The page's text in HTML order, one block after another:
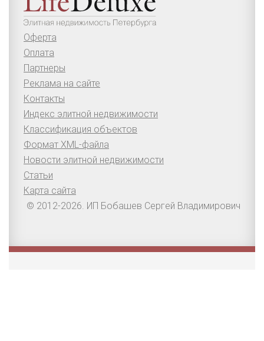
Оферта
Оплата
Партнеры
Реклама на сайте
Контакты
Индекс элитной недвижимости
Классификация объектов
Формат XML-файла
Новости элитной недвижимости
Статьи
Карта сайта
© 2012-2026. ИП Бобашев Сергей Владимирович